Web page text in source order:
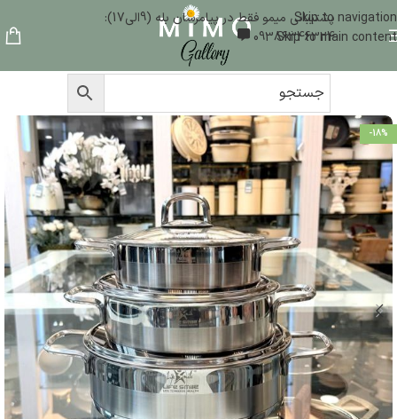
Skip to navigation
Skip to main content
پشتیبانی میمو فقط در پیامرسان بله (9الی17):
09386346324
-18%